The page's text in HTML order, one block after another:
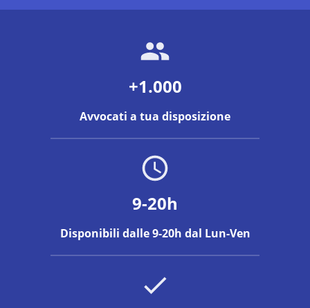
+1.000
Avvocati a tua disposizione
9-20h
Disponibili dalle 9-20h dal Lun-Ven